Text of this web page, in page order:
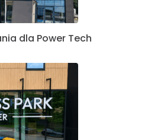
dla Power Tech